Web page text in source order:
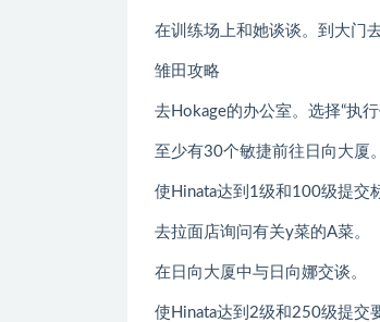
在训练场上和她谈谈。到大门
雏田攻略
去Hokage的办公室。选择“执
至少有30个敏捷前往日向大厦
使Hinata达到1级和100级提交
去拉面店询问有关y菜的A菜。
在日向大厦中与日向娜交谈。
使Hinata达到2级和250级提交